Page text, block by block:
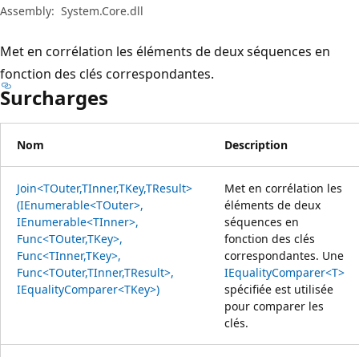
Assembly: System.Core.dll
Met en corrélation les éléments de deux séquences en
fonction des clés correspondantes.
Surcharges
Nom Description
Join<TOuter,TInner,TKey,TResult>
(IEnumerable<TOuter>,
IEnumerable<TInner>,
Func<TOuter,TKey>,
Func<TInner,TKey>,
Func<TOuter,TInner,TResult>,
IEqualityComparer<TKey>)
Met en corrélation les
éléments de deux
séquences en
fonction des clés
correspondantes. Une
IEqualityComparer<T>
spécifiée est utilisée
pour comparer les
clés.